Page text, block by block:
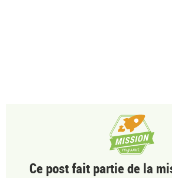
Ce post fait partie de la